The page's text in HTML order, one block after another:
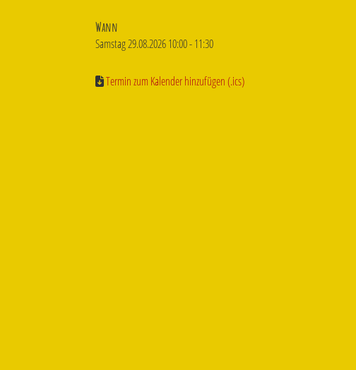
Wann
Samstag 29.08.2026 10:00 - 11:30
Termin zum Kalender hinzufügen (.ics)